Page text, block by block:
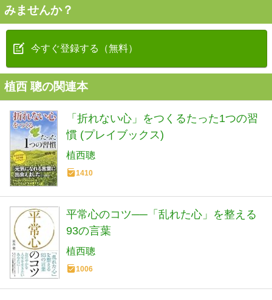
みませんか？
今すぐ登録する（無料）
植西 聰の関連本
「折れない心」をつくるたった1つの習
慣 (プレイブックス)
植西聰
1410
平常心のコツ──「乱れた心」を整える
93の言葉
植西聰
1006